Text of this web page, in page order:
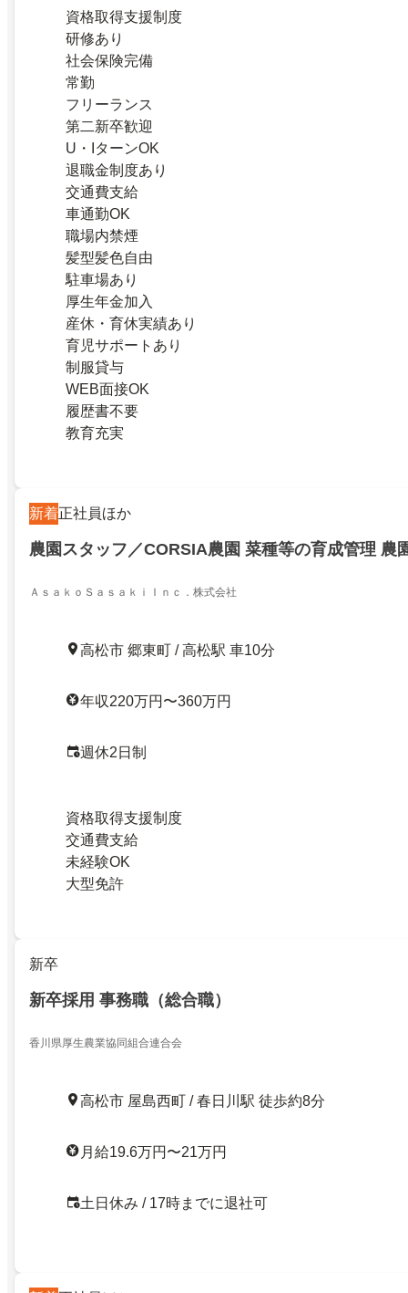
資格取得支援制度
研修あり
社会保険完備
常勤
フリーランス
第二新卒歓迎
U・IターンOK
退職金制度あり
交通費支給
車通勤OK
職場内禁煙
髪型髪色自由
駐車場あり
厚生年金加入
産休・育休実績あり
育児サポートあり
制服貸与
WEB面接OK
履歴書不要
教育充実
新着正社員ほか
農園スタッフ／CORSIA農園 菜種等の育成管理 農
ＡｓａｋｏＳａｓａｋｉＩｎｃ．株式会社
高松市 郷東町 / 高松駅 車10分
年収220万円〜360万円
週休2日制
資格取得支援制度
交通費支給
未経験OK
大型免許
新卒
新卒採用 事務職（総合職）
香川県厚生農業協同組合連合会
高松市 屋島西町 / 春日川駅 徒歩約8分
月給19.6万円〜21万円
土日休み / 17時までに退社可